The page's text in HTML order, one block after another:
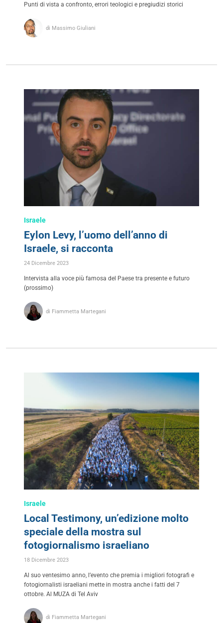
Punti di vista a confronto, errori teologici e pregiudizi storici
di Massimo Giuliani
Israele
Eylon Levy, l’uomo dell’anno di
Israele, si racconta
24 Dicembre 2023
Intervista alla voce più famosa del Paese tra presente e futuro
(prossimo)
di Fiammetta Martegani
Israele
Local Testimony, un’edizione molto
speciale della mostra sul
fotogiornalismo israeliano
18 Dicembre 2023
Al suo ventesimo anno, l’evento che premia i migliori fotografi e
fotogiornalisti israeliani mette in mostra anche i fatti del 7
ottobre. Al MUZA di Tel Aviv
di Fiammetta Martegani